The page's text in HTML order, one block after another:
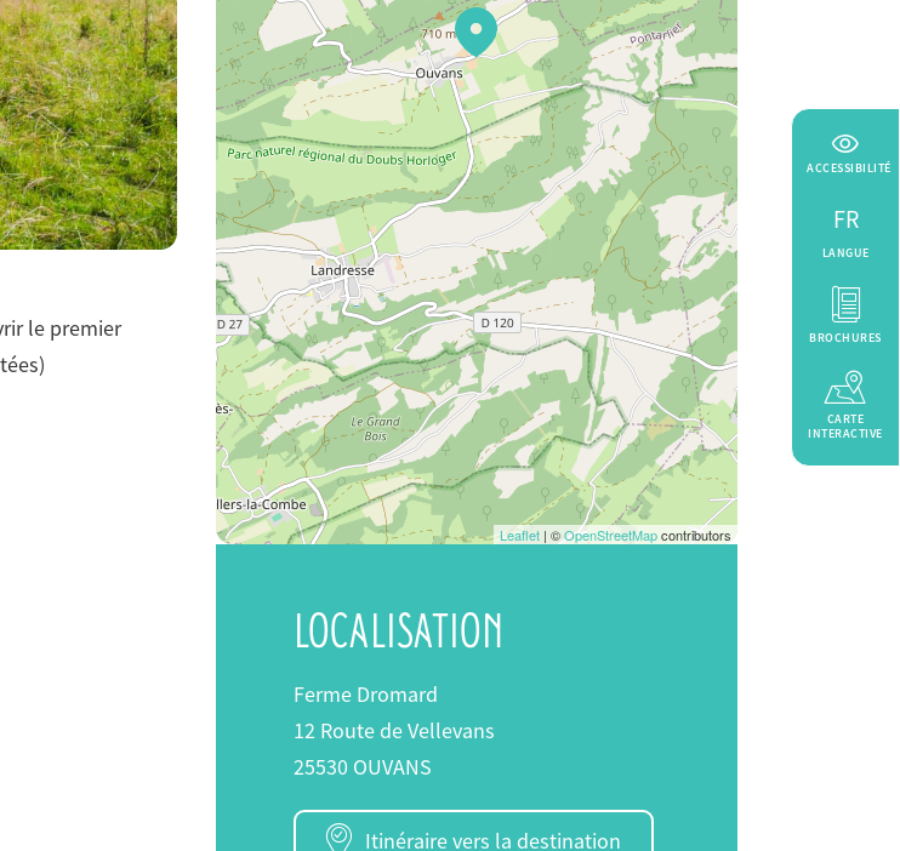
le premier
Leaflet| ©OpenStreetMapcontributors
LOCALISATION
Ferme Dromard
12 Route de Vellevans
25530 OUVANS
Itinéraire vers la destination
ACCESSIBILITÉ
FR
LANGUE
BROCHURES
CARTE
INTERACTIVE